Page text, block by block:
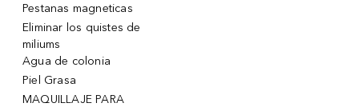
Pestanas magneticas
Eliminar los quistes de
miliums
Agua de colonia
Piel Grasa
MAQUILLAJE PARA